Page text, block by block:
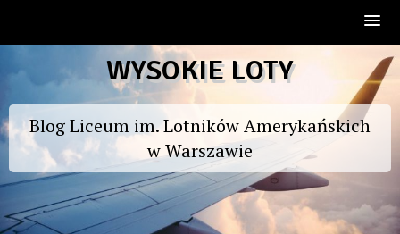
to
WYSOKIE LOTY
Blog Liceum im. Lotników Amerykańskich
w Warszawie